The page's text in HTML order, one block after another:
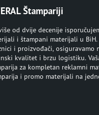
Štampariji
od dvije decenije
i štampani materijali u
i proizvođači, osiguravamo
kvalitet i brzu logistiku.
za kompletan reklamni
i promo materijali na